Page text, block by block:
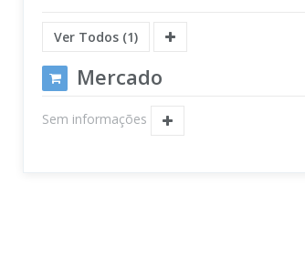
Ver Todos (1)
Mercado
Sem informações